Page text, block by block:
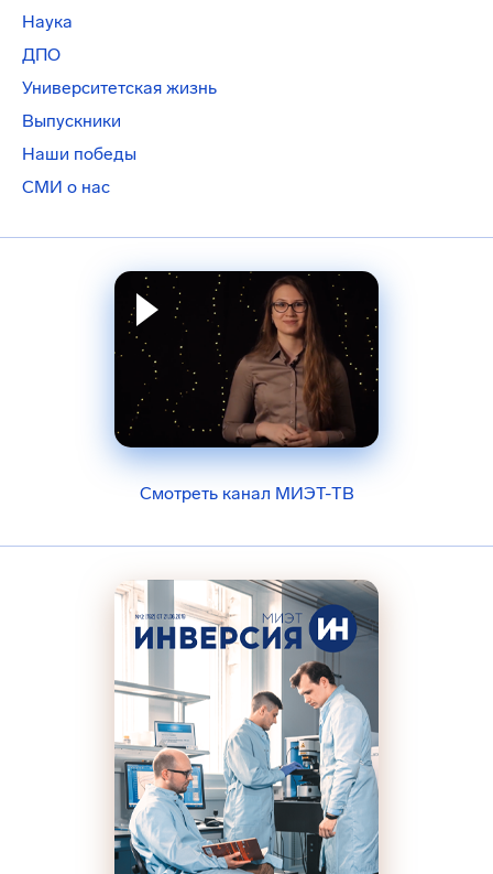
Наука
ДПО
Университетская жизнь
Выпускники
Наши победы
СМИ о нас
Смотреть канал МИЭТ-ТВ